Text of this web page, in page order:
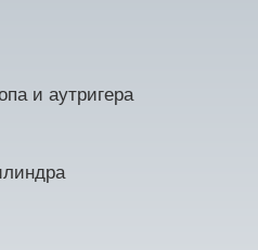
и аутригера